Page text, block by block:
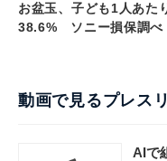
お盆玉、子ども1人あ
38.6% ソニー損保調べ
動画で見るプレス
AIで